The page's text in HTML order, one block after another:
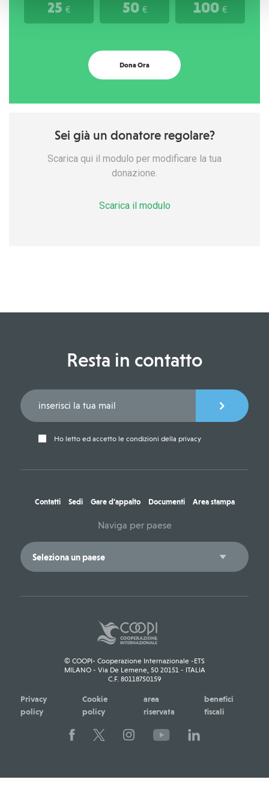
25 € 50 € 100 €
Dona Ora
Sei già un donatore regolare?
Scarica qui il modulo per modificare la tua
donazione.
Scarica il modulo
Resta in contatto
Ho letto ed accetto le condizioni della privacy
Contatti Sedi Gare d'appalto Documenti Area stampa
Naviga per paese
© COOPI- Cooperazione Internazionale -ETS
MILANO - Via De Lemene, 50 20151 - ITALIA
C.F. 80118750159
Privacy
policy
Cookie
policy
area
riservata
benefici
fiscali